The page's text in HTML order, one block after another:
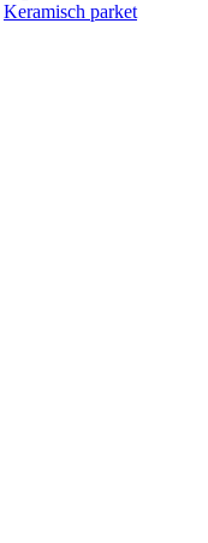
Keramisch parket